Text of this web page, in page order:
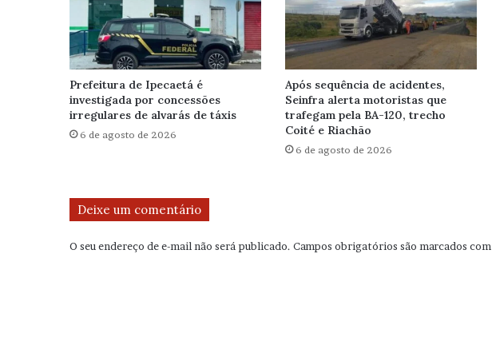
Prefeitura de Ipecaetá é
investigada por concessões
irregulares de alvarás de táxis
6 de agosto de 2026
Após sequência de acidentes,
Seinfra alerta motoristas que
trafegam pela BA-120, trecho
Coité e Riachão
6 de agosto de 2026
Deixe um comentário
O seu endereço de e-mail não será publicado. Campos obrigatórios são marcados com